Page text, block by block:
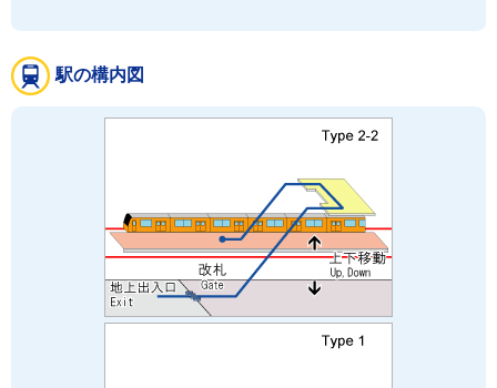
駅の構内図